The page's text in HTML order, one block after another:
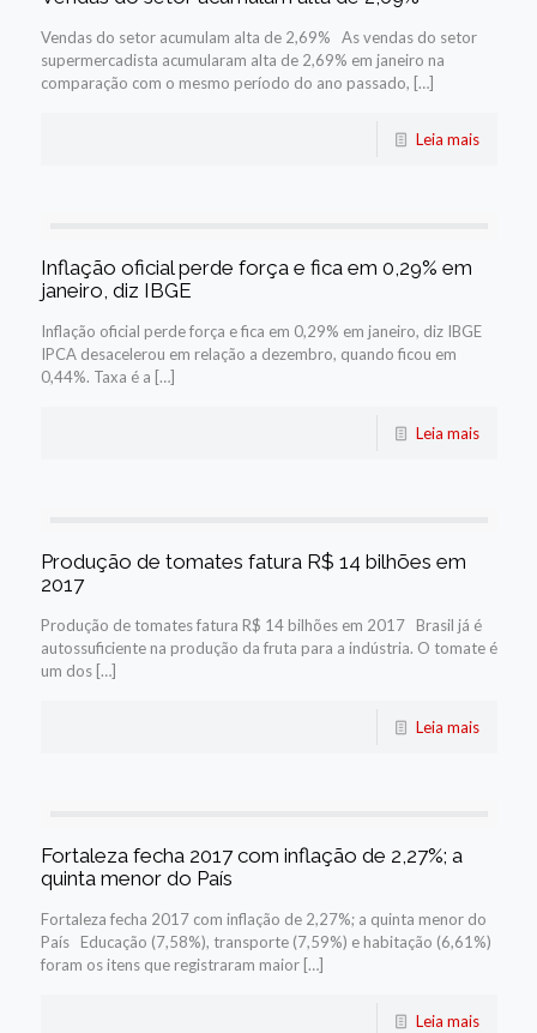
Vendas do setor acumulam alta de 2,69% As vendas do setor
supermercadista acumularam alta de 2,69% em janeiro na
comparação com o mesmo período do ano passado, […]
Leia mais
Inflação oficial perde força e fica em 0,29% em
janeiro, diz IBGE
Inflação oficial perde força e fica em 0,29% em janeiro, diz IBGE
IPCA desacelerou em relação a dezembro, quando ficou em
0,44%. Taxa é a […]
Leia mais
Produção de tomates fatura R$ 14 bilhões em
2017
Produção de tomates fatura R$ 14 bilhões em 2017 Brasil já é
autossuficiente na produção da fruta para a indústria. O tomate é
um dos […]
Leia mais
Fortaleza fecha 2017 com inflação de 2,27%; a
quinta menor do País
Fortaleza fecha 2017 com inflação de 2,27%; a quinta menor do
País Educação (7,58%), transporte (7,59%) e habitação (6,61%)
foram os itens que registraram maior […]
Leia mais